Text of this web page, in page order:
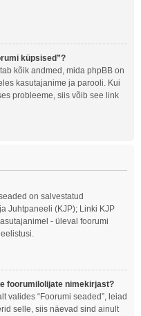
küpsised”?
kõik andmed, mida phpBB on
kasutajanime ja parooli. Kui
probleeme, siis võib see link
on salvestatud
Juhtpaneeli (KJP); Linki KJP
- üleval foorumi
foorumilolijate nimekirjast?
valides “Foorumi seaded”, leiad
selle, siis näevad sind ainult